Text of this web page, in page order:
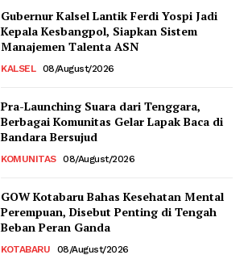
Gubernur Kalsel Lantik Ferdi Yospi Jadi
Kepala Kesbangpol, Siapkan Sistem
Manajemen Talenta ASN
KALSEL 08/August/2026
Pra-Launching Suara dari Tenggara,
Berbagai Komunitas Gelar Lapak Baca di
Bandara Bersujud
KOMUNITAS 08/August/2026
GOW Kotabaru Bahas Kesehatan Mental
Perempuan, Disebut Penting di Tengah
Beban Peran Ganda
KOTABARU 08/August/2026